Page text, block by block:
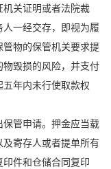
关证明或者法院裁
一经交存，即视为履
物的保管机关要求提
毁损的风险，并支付
年内未行使取款权
管申请。押金应当载
寄存人或者提单所有
件和仓储合同复印